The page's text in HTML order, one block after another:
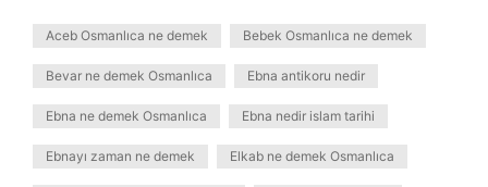
Aceb Osmanlıca ne demek Bebek Osmanlıca ne demek
Bevar ne demek Osmanlıca Ebna antikoru nedir
Ebna ne demek Osmanlıca Ebna nedir islam tarihi
Ebnayı zaman ne demek Elkab ne demek Osmanlıca